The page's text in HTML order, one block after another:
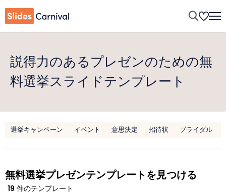
説得力のあるプレゼンのための無
料選挙スライドテンプレート
選挙キャンペーン イベント 意思決定 招待状 ブライダル
無料選挙プレゼンテンプレートを見つける
19 件のテンプレート